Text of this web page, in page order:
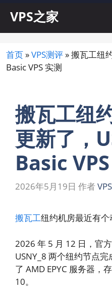
内
VPS之家
首页 »VPS测评 »搬瓦工纽
Basic VPS 实测
搬瓦工纽
更新了，
Basic
2026年5月19日 作者
搬瓦工纽约机房最近有个
2026 年 5 月 12 日，官
USNY_8 两个纽约节点
了 AMD EPYC 服务器，
10。